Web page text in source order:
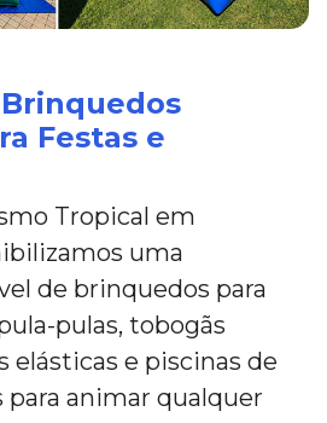
Festas e
Tropical em
uma
de brinquedos para
pulas, tobogãs
elásticas e piscinas de
para animar qualquer